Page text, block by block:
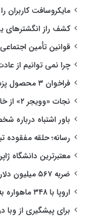
مایکروسافت
کشف راز انگشترهای
قوانین تأمین
چرا نمی توانیم از
فراخوان ۳ محصول پزشکی و دارویی به دلیل خطرهای کیفی و ایمنی
نجات «وویجر ۲» از خاموشی؛ تدبیر ناسا برای حفظ کاوشگر ۴۸ ساله
باور اشتباه درباره
رسانه؛ حلقه مفقوده
معتبرترین دانشگاه
ضربه ۵۶۷ میلیون دلاری به متا؛ اینستاگرام زیر تیغ دادگاه
اروپا با ۳۴۸ ماهواره به جنگ انحصار استارلینک می‌رود
برای پیشگیری از